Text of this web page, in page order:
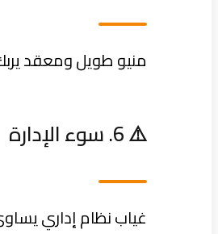
منيو طويل ومعقد
⚠️ 6. سوء الإدارة
غياب نظام إداري